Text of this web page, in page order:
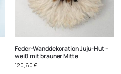
Feder-Wanddekoration Juju-Hut –
weiß mit brauner Mitte
120,60 €